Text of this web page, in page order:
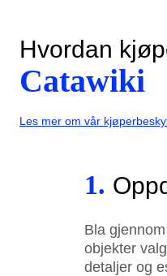
Hvordan
Catawiki
Les mer om vår
1.
Bla
objekter
detaljer og